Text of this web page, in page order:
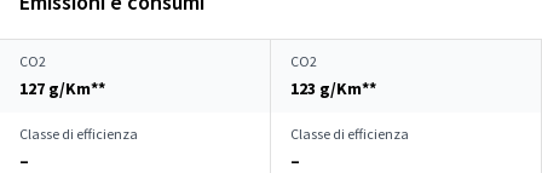
CO2
127 g/Km**
CO2
123 g/Km**
Classe di efficienza
–
Classe di efficienza
–